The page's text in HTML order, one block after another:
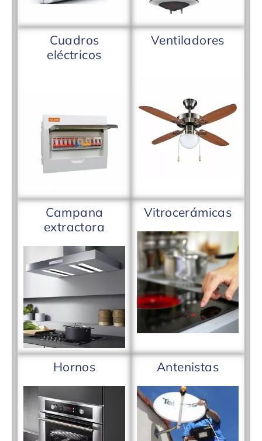
Cuadros
eléctricos
Ventiladores
Campana
extractora
Vitrocerámicas
Hornos Antenistas